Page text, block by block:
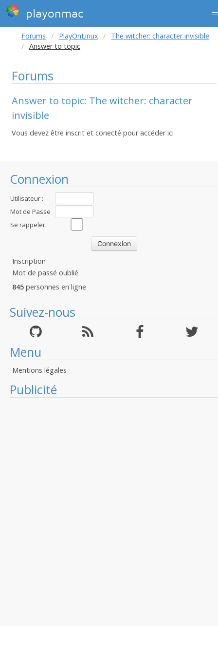
playonmac
Connexion
Utilisateur :
Mot de Passe
:Se rappeler:
Inscription
Mot de passé oublié
845 personnes en ligne
Suivez-nous
Menu
Mentions légales
Publicité
Forums PlayOnLinux
The witcher: character invisible
Answer to topic
Forums
Answer to topic: The witcher: character
invisible
Vous devez être inscrit et conecté pour accéder ici